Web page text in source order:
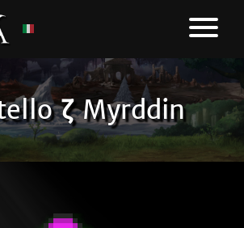
ζ Myrddin